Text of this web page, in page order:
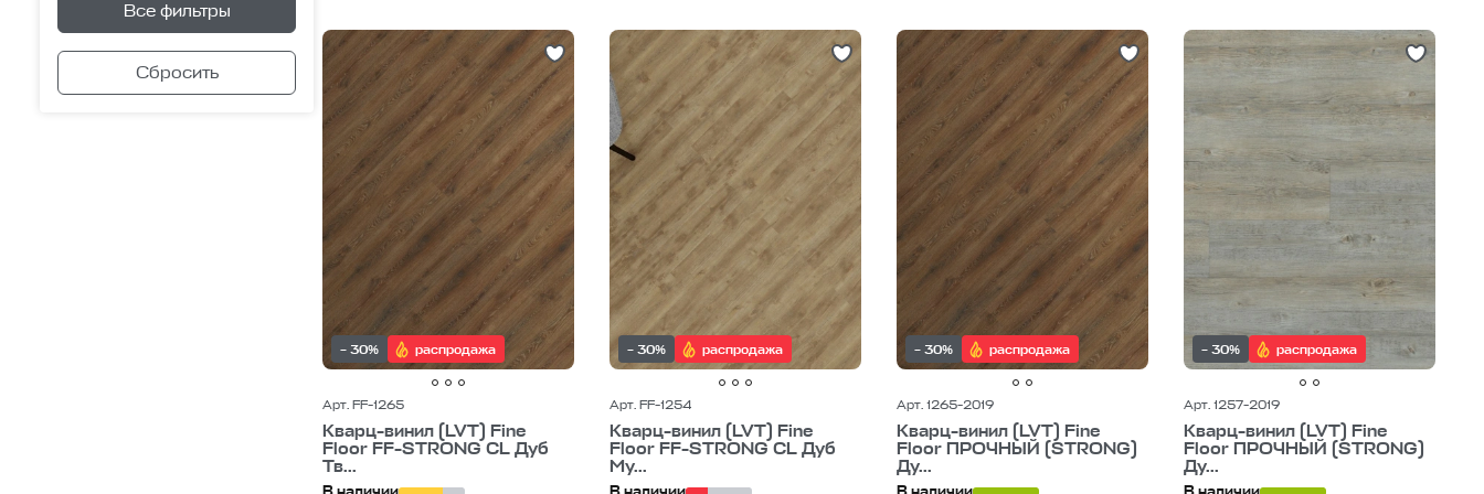
Все фильтры
– 30% распродажа
Арт. FF-1265
Кварц-винил (LVT) Fine
Floor FF-STRONG CL Дуб
Тв...
– 30% распродажа
Арт. FF-1254
Кварц-винил (LVT) Fine
Floor FF-STRONG CL Дуб
Му...
– 30% распродажа
Арт. 1265-2019
Кварц-винил (LVT) Fine
Floor ПРОЧНЫЙ (STRONG)
Ду...
– 30% распродажа
Арт. 1257-2019
Кварц-винил (LVT) Fine
Floor ПРОЧНЫЙ (STRONG)
Ду...